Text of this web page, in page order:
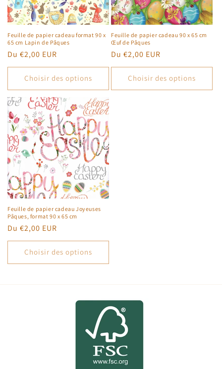
o
n
:
Feuille de papier cadeau format 90 x
65 cm Lapin de Pâques
Prix
habituel
Du €2,00 EUR
Choisir des options
Feuille de papier cadeau 90 x 65 cm
Œuf de Pâques
Prix
habituel
Du €2,00 EUR
Choisir des options
Feuille de papier cadeau Joyeuses
Pâques, format 90 x 65 cm
Prix
habituel
Du €2,00 EUR
Choisir des options